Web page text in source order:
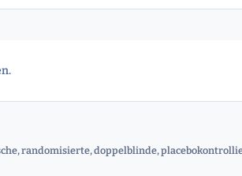
randomisierte, doppelblinde,